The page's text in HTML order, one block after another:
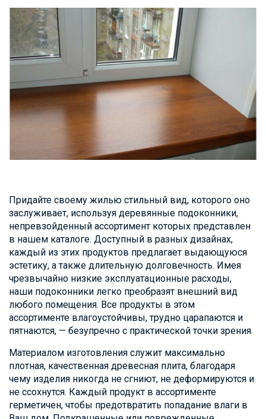
Придайте своему жилью стильный вид, которого оно
заслуживает, используя деревянные подоконники,
непревзойденный ассортимент которых представлен
в нашем каталоге. Доступный в разных дизайнах,
каждый из этих продуктов предлагает выдающуюся
эстетику, а также длительную долговечность. Имея
чрезвычайно низкие эксплуатационные расходы,
наши подоконники легко преобразят внешний вид
любого помещения. Все продукты в этом
ассортименте влагоустойчивы, трудно царапаются и
пятнаются, — безупречно с практической точки зрения.
Материалом изготовления служит максимально
плотная, качественная древесная плита, благодаря
чему изделия никогда не сгниют, не деформируются и
не ссохнутся. Каждый продукт в ассортименте
герметичен, чтобы предотвратить попадание влаги в